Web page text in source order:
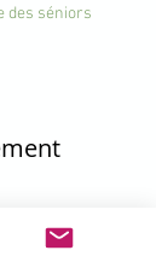
des séniors